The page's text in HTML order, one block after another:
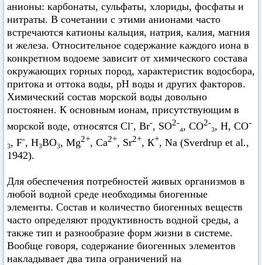
анионы: карбонаты, сульфаты, хлориды, фосфаты и
нитраты. В сочетании с этими анионами часто
встречаются катионы кальция, натрия, калия, магния
и железа. Относительное содержание каждого иона в
конкретном водоеме зависит от химического состава
окружающих горных пород, характеристик водосбора,
притока и оттока воды, pH воды и других факторов.
Химический состав морской воды довольно
постоянен. К основным ионам, присутствующим в
морской воде, относятся Cl-, Br-, SO2-₄, СO2-₃, H, СО-
₃, F-, H₃BO₃, Mg2+, Са2+, Sr2+, К+, Na (Sverdrup et al.,
1942).
Для обеспечения потребностей живых организмов в
любой водной среде необходимы биогенные
элементы. Состав и количество биогенных веществ
часто определяют продуктивность водной среды, а
также тип и разнообразие форм жизни в системе.
Вообще говоря, содержание биогенных элементов
накладывает два типа ограничений на